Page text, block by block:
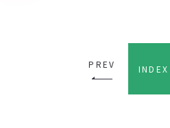
PREV INDEX